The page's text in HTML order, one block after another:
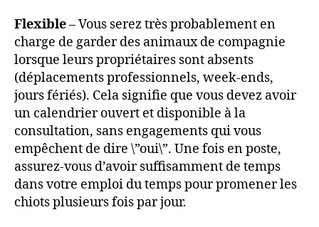
Flexible– Vous serez très probablement en
charge de garder des animaux de compagnie
lorsque leurs propriétaires sont absents
(déplacements professionnels, week-ends,
jours fériés). Cela signifie que vous devez avoir
un calendrier ouvert et disponible à la
consultation, sans engagements qui vous
empêchent de dire \”oui\”. Une fois en poste,
assurez-vous d’avoir suffisamment de temps
dans votre emploi du temps pour promener les
chiots plusieurs fois par jour.